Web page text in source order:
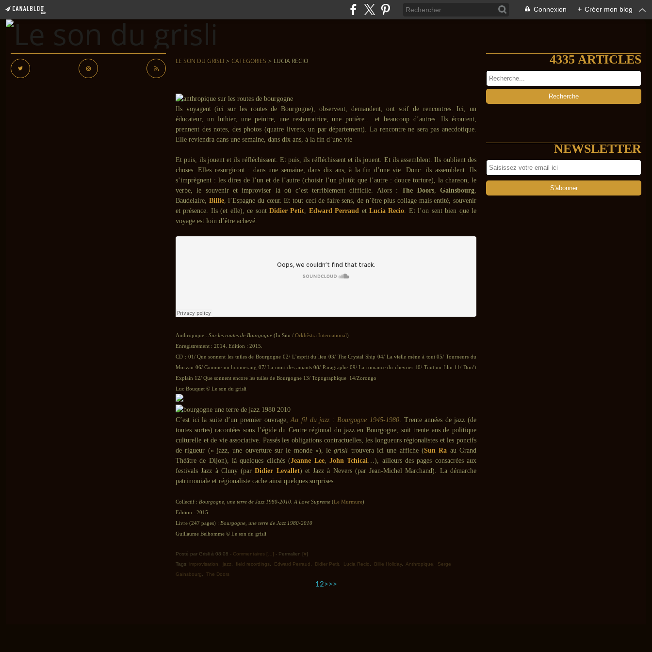
Connexion + Créer mon blog
LE SON DU GRISLI > CATEGORIES > LUCIA RECIO
Ils voyagent (ici sur les routes de Bourgogne), observent, demandent, ont soif de rencontres. Ici, un
éducateur, un luthier, une peintre, une restauratrice, une potière… et beaucoup d’autres. Ils écoutent,
prennent des notes, des photos (quatre livrets, un par département). La rencontre ne sera pas anecdotique.
Elle reviendra dans une semaine, dans dix ans, à la fin d’une vie
Et puis, ils jouent et ils réfléchissent. Et puis, ils réfléchissent et ils jouent. Et ils assemblent. Ils oublient des
choses. Elles resurgiront : dans une semaine, dans dix ans, à la fin d’une vie. Donc: ils assemblent. Ils
s’imprègnent : les dires de l’un et de l’autre (choisir l’un plutôt que l’autre : douce torture), la chanson, le
verbe, le souvenir et improviser là où c’est terriblement difficile. Alors :The Doors,Gainsbourg,
Baudelaire, Billie, l’Espagne du cœur. Et tout ceci de faire sens, de n’être plus collage mais entité, souvenir
et présence. Ils (et elle), ce sont Didier Petit, Edward Perraud etLucia Recio. Et l’on sent bien que le
voyage est loin d’être achevé.
Anthropique : Sur les routes de Bourgogne (In Situ / Orkhêstra International)
Enregistrement : 2014. Edition : 2015.
CD : 01/ Que sonnent les tuiles de Bourgogne 02/ L’esprit du lieu 03/ The Crystal Ship 04/ La vielle mène à tout 05/ Tourneurs du
Morvan 06/ Comme un boomerang 07/ La mort des amants 08/ Paragraphe 09/ La romance du chevrier 10/ Tout un film 11/ Don’t
Explain 12/ Que sonnent encore les tuiles de Bourgogne 13/ Topographique 14/Zorongo
Luc Bouquet © Le son du grisli
C’est ici la suite d’un premier ouvrage,Au fil du jazz : Bourgogne 1945-1980. Trente années de jazz (de
toutes sortes) racontées sous l’égide du Centre régional du jazz en Bourgogne, soit trente ans de politique
culturelle et de vie associative. Passés les obligations contractuelles, les longueurs régionalistes et les poncifs
de rigueur (« jazz, une ouverture sur le monde »), legrisli trouvera ici une affiche (Sun Ra au Grand
Théâtre de Dijon), là quelques clichés (Jeanne Lee, John Tchicai…), ailleurs des pages consacrées aux
festivals Jazz à Cluny (parDidier Levallet) et Jazz à Nevers (par Jean-Michel Marchand). La démarche
patrimoniale et régionaliste cache ainsi quelques surprises.
Collectif : Bourgogne, une terre de Jazz 1980-2010. A Love Supreme (Le Murmure)
Edition : 2015.
Livre (247 pages) : Bourgogne, une terre de Jazz 1980-2010
Guillaume Belhomme © Le son du grisli
Posté par Grisli à 08:08 - Commentaires [ ] - Permalien [#]
Tags: improvisation jazz field recordings Edward Perraud Didier Petit Lucia Recio Billie Holiday, Anthropique
Serge
Gainsbourg
The Doors
12>>>
4335 ARTICLES
NEWSLETTER